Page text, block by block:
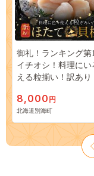
御礼！ランキング第
イチオシ！料理にい
える粒揃い！訳あ
8,000 円
北海道別海町